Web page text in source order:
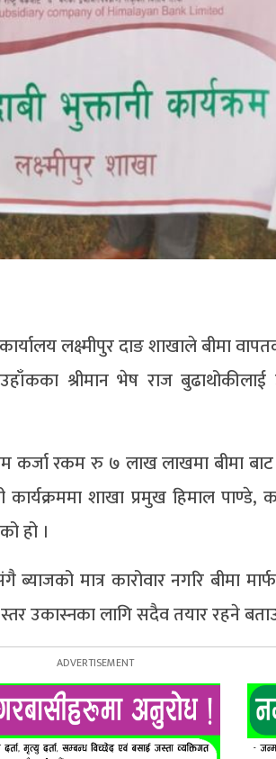
लक्ष्मीपुर दाङ शाखाले बीमा
श्रीमान भेष राज
कर्जा रकम रु ७ लाख लाखमा बीमा
कार्यक्रममा शाखा प्रमुख हिमाल पाण्डे,
हो ।
मात्र कारोवार नगरि बीमा
उकास्नका लागि सदैव तयार रहने